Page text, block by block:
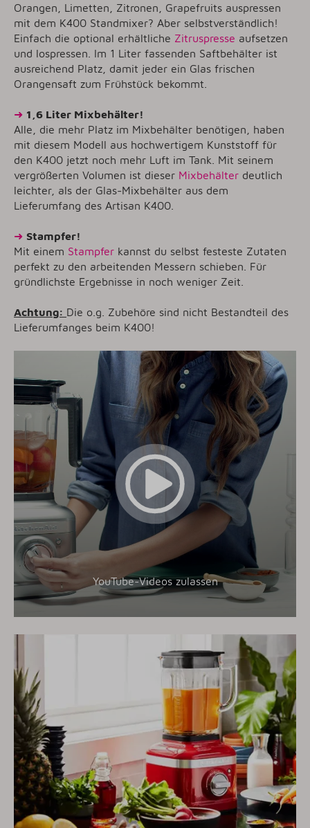
Orangen, Limetten, Zitronen, Grapefruits auspressen
mit dem K400 Standmixer? Aber selbstverständlich!
Einfach die optional erhältliche Zitruspresse aufsetzen
und lospressen. Im 1 Liter fassenden Saftbehälter ist
ausreichend Platz, damit jeder ein Glas frischen
Orangensaft zum Frühstück bekommt.
➜ 1,6 Liter Mixbehälter!
Alle, die mehr Platz im Mixbehälter benötigen, haben
mit diesem Modell aus hochwertigem Kunststoff für
den K400 jetzt noch mehr Luft im Tank. Mit seinem
vergrößerten Volumen ist dieser Mixbehälter deutlich
leichter, als der Glas-Mixbehälter aus dem
Lieferumfang des Artisan K400.
➜ Stampfer!
Mit einem Stampfer kannst du selbst festeste Zutaten
perfekt zu den arbeitenden Messern schieben. Für
gründlichste Ergebnisse in noch weniger Zeit.
Achtung: Die o.g. Zubehöre sind nicht Bestandteil des
Lieferumfanges beim K400!
YouTube-Videos zulassen